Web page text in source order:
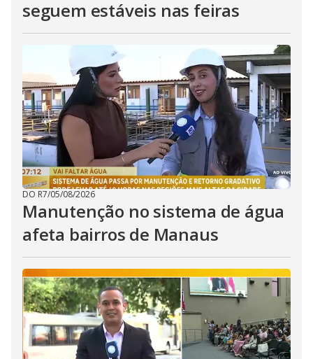
seguem estáveis nas feiras
DO R7/05/08/2026
Manutenção no sistema de água
afeta bairros de Manaus